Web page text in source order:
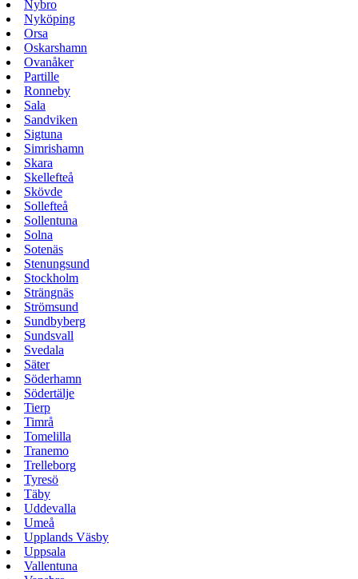
Nybro
Nyköping
Orsa
Oskarshamn
Ovanåker
Partille
Ronneby
Sala
Sandviken
Sigtuna
Simrishamn
Skara
Skellefteå
Skövde
Sollefteå
Sollentuna
Solna
Sotenäs
Stenungsund
Stockholm
Strängnäs
Strömsund
Sundbyberg
Sundsvall
Svedala
Säter
Söderhamn
Södertälje
Tierp
Timrå
Tomelilla
Tranemo
Trelleborg
Tyresö
Täby
Uddevalla
Umeå
Upplands Väsby
Uppsala
Vallentuna